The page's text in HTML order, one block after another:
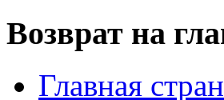
Возврат на
Главная